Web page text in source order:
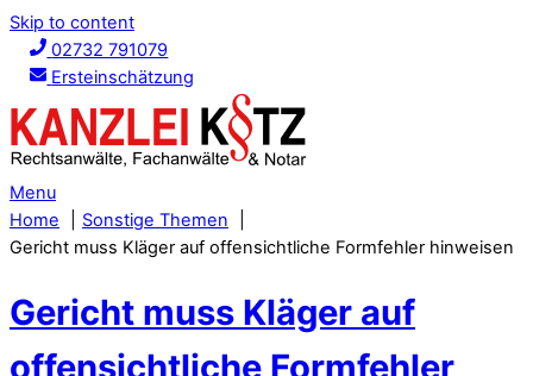
Skip to content
02732 791079
Ersteinschätzung
Menu
Home
Sonstige Themen
Gericht muss Kläger auf offensichtliche Formfehler hinweisen
Gericht muss Kläger auf
offensichtliche Formfehler